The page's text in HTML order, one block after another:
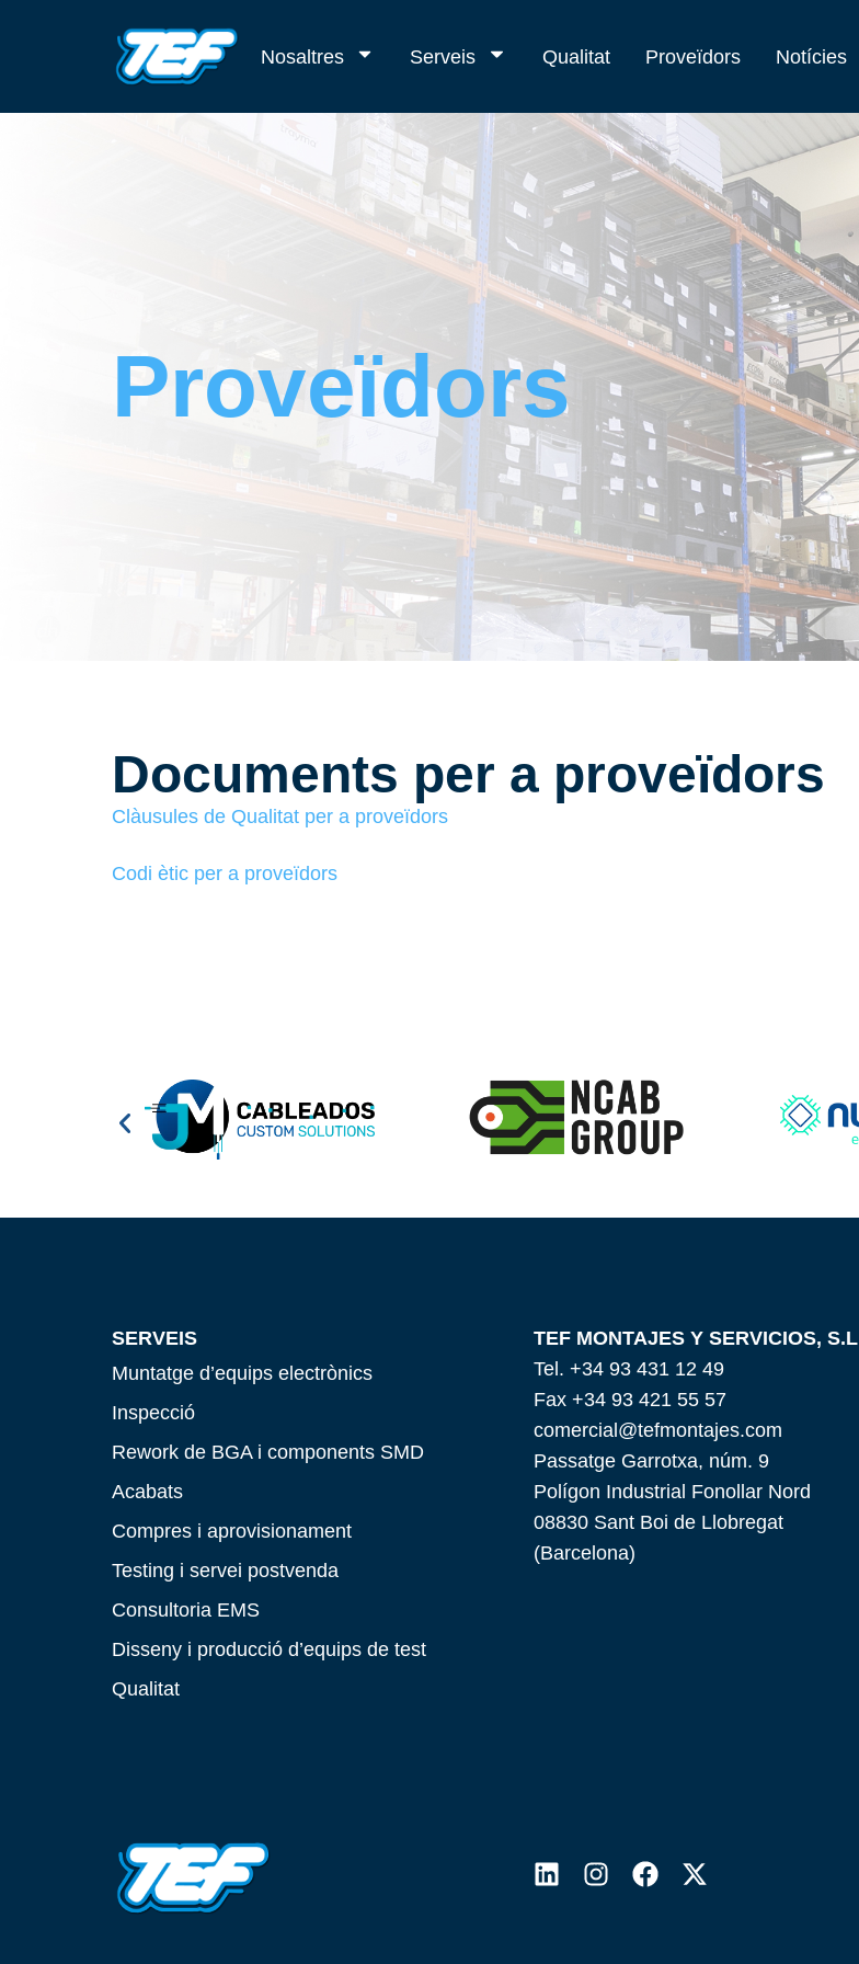
Nosaltres Serveis Qualitat Proveïdors Notícies
Proveïdors
Documents per a proveïdors
Clàusules de Qualitat per a proveïdors
Codi ètic per a proveïdors
SERVEIS
Muntatge d’equips electrònics
Inspecció
Rework de BGA i components SMD
Acabats
Compres i aprovisionament
Testing i servei postvenda
Consultoria EMS
Disseny i producció d’equips de test
Qualitat
TEF MONTAJES Y SERVICIOS, S.L
Tel. +34 93 431 12 49
Fax +34 93 421 55 57
comercial@tefmontajes.com
Passatge Garrotxa, núm. 9
Polígon Industrial Fonollar Nord
08830 Sant Boi de Llobregat
(Barcelona)